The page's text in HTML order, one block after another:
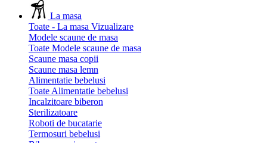
La masa
Toate - La masa Vizualizare
Modele scaune de masa
Toate Modele scaune de masa
Scaune masa copii
Scaune masa lemn
Alimentatie bebelusi
Toate Alimentatie bebelusi
Incalzitoare biberon
Sterilizatoare
Roboti de bucatarie
Termosuri bebelusi